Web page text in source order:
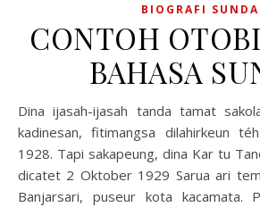
BIOGRAFI SUNDA
CONTOH
BAHASA
Dina ijasah-ijasah tanda tamat sakola, dina bisluil-bisluit
kadinesan, fitimangsa dilahirkeun
1928. Tapi sakapeung, dina Kar tu
dicatet 2 Oktober 1929 Sarua ari
Banjarsari, puseur kota kacamata.